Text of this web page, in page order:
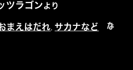
ツラゴンより
まえはだれ, サカナなど
な